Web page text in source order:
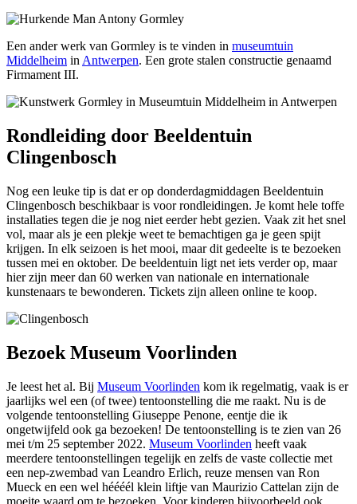
Een ander werk van Gormley is te vinden in museumtuin
Middelheim in Antwerpen. Een grote stalen constructie genaamd
Firmament III.
Rondleiding door Beeldentuin
Clingenbosch
Nog een leuke tip is dat er op donderdagmiddagen Beeldentuin
Clingenbosch beschikbaar is voor rondleidingen. Je komt hele toffe
installaties tegen die je nog niet eerder hebt gezien. Vaak zit het snel
vol, maar als je een plekje weet te bemachtigen ga je geen spijt
krijgen. In elk seizoen is het mooi, maar dit gedeelte is te bezoeken
tussen mei en oktober. De beeldentuin ligt net iets verder op, maar
hier zijn meer dan 60 werken van nationale en internationale
kunstenaars te bewonderen. Tickets zijn alleen online te koop.
Bezoek Museum Voorlinden
Je leest het al. Bij Museum Voorlinden kom ik regelmatig, vaak is er
jaarlijks wel een (of twee) tentoonstelling die me raakt. Nu is de
volgende tentoonstelling Giuseppe Penone, eentje die ik
ongetwijfeld ook ga bezoeken! De tentoonstelling is te zien van 26
mei t/m 25 september 2022. Museum Voorlinden heeft vaak
meerdere tentoonstellingen tegelijk en zelfs de vaste collectie met
een nep-zwembad van Leandro Erlich, reuze mensen van Ron
Mueck en een wel héééél klein liftje van Maurizio Cattelan zijn de
moeite waard om te bezoeken. Voor kinderen bijvoorbeeld ook